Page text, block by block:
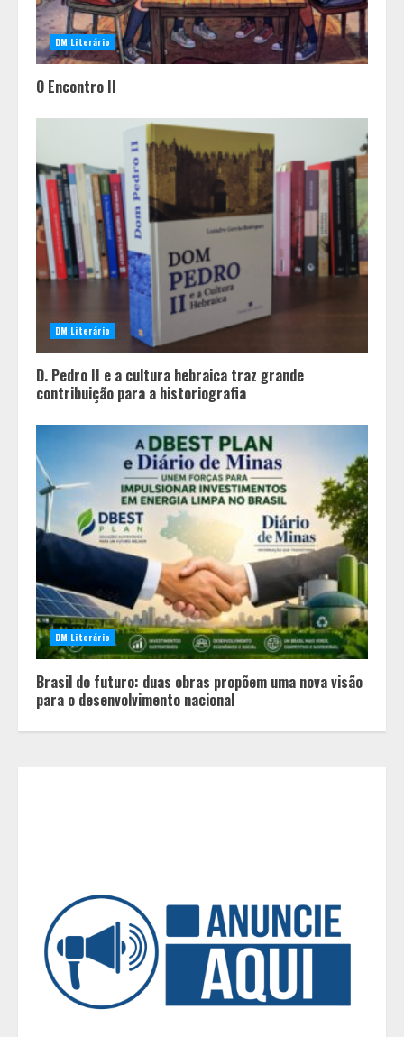
DM Literário
O Encontro II
DM Literário
D. Pedro II e a cultura hebraica traz grande
contribuição para a historiografia
DM Literário
Brasil do futuro: duas obras propõem uma nova visão
para o desenvolvimento nacional
Dinheiro não basta: mulheres
revelam quais características
realmente definem um homem de
alto valor
Cenário político em Minas Gerais é
redesenhado após mudanças de
alianças e movimentações p-
artidárias
5
com imagem de São Miguel chega a
Montes Claros no dia 7 de Agosto
Concurso O Quilo é Nosso-